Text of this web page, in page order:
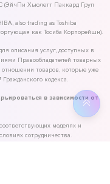
(ЭйчПи Хьюлетт Паккард Груп
also trading as Toshiba
как Тосиба Корпорейшн).
описания услуг, доступных в
Правообладателей товарных
товаров, которые уже
кодекса.
в зависимости от
моделях и
сотрудничества.